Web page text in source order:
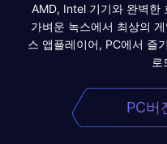
AMD, Intel 기기와 완벽한
가벼운 녹스에서 최상의
스 앱플레이어, PC에서 즐
로
PC버